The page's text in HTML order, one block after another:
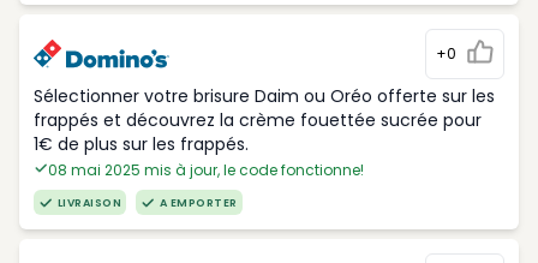
+0
Sélectionner votre brisure Daim ou Oréo offerte sur les
frappés et découvrez la crème fouettée sucrée pour
1€ de plus sur les frappés.
08 mai 2025 mis à jour, le code fonctionne!
LIVRAISON A EMPORTER